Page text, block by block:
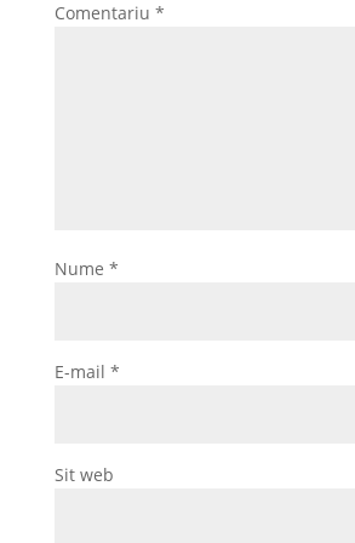
Comentariu *
Nume *
E-mail *
Sit web